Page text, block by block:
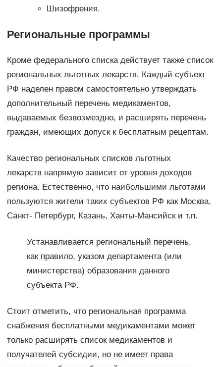
Шизофрения.
Региональные программы
Кроме федерального списка действует также список
региональных льготных лекарств. Каждый субъект
РФ наделен правом самостоятельно утверждать
дополнительный перечень медикаментов,
выдаваемых безвозмездно, и расширять перечень
граждан, имеющих допуск к бесплатным рецептам.
Качество региональных списков льготных
лекарств напрямую зависит от уровня доходов
региона. Естественно, что наибольшими льготами
пользуются жители таких субъектов РФ как Москва,
Санкт- Петербург, Казань, Ханты-Мансийск и т.п.
Устанавливается региональный перечень,
как правило, указом департамента (или
министерства) образования данного
субъекта РФ.
Стоит отметить, что региональная программа
снабжения бесплатными медикаментами может
только расширять список медикаментов и
получателей субсидии, но не имеет права